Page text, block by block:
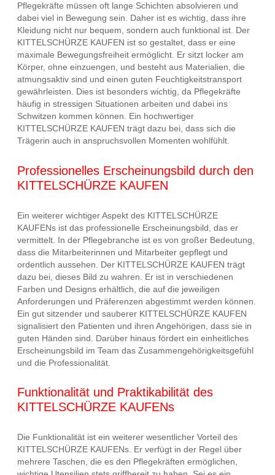
Pflegekräfte müssen oft lange Schichten absolvieren und
dabei viel in Bewegung sein. Daher ist es wichtig, dass ihre
Kleidung nicht nur bequem, sondern auch funktional ist. Der
KITTELSCHÜRZE KAUFEN ist so gestaltet, dass er eine
maximale Bewegungsfreiheit ermöglicht. Er sitzt locker am
Körper, ohne einzuengen, und besteht aus Materialien, die
atmungsaktiv sind und einen guten Feuchtigkeitstransport
gewährleisten. Dies ist besonders wichtig, da Pflegekräfte
häufig in stressigen Situationen arbeiten und dabei ins
Schwitzen kommen können. Ein hochwertiger
KITTELSCHÜRZE KAUFEN trägt dazu bei, dass sich die
Trägerin auch in anspruchsvollen Momenten wohlfühlt.
Professionelles Erscheinungsbild durch den
KITTELSCHÜRZE KAUFEN
Ein weiterer wichtiger Aspekt des KITTELSCHÜRZE
KAUFENs ist das professionelle Erscheinungsbild, das er
vermittelt. In der Pflegebranche ist es von großer Bedeutung,
dass die Mitarbeiterinnen und Mitarbeiter gepflegt und
ordentlich aussehen. Der KITTELSCHÜRZE KAUFEN trägt
dazu bei, dieses Bild zu wahren. Er ist in verschiedenen
Farben und Designs erhältlich, die auf die jeweiligen
Anforderungen und Präferenzen abgestimmt werden können.
Ein gut sitzender und sauberer KITTELSCHÜRZE KAUFEN
signalisiert den Patienten und ihren Angehörigen, dass sie in
guten Händen sind. Darüber hinaus fördert ein einheitliches
Erscheinungsbild im Team das Zusammengehörigkeitsgefühl
und die Professionalität.
Funktionalität und Praktikabilität des
KITTELSCHÜRZE KAUFENs
Die Funktionalität ist ein weiterer wesentlicher Vorteil des
KITTELSCHÜRZE KAUFENs. Er verfügt in der Regel über
mehrere Taschen, die es den Pflegekräften ermöglichen,